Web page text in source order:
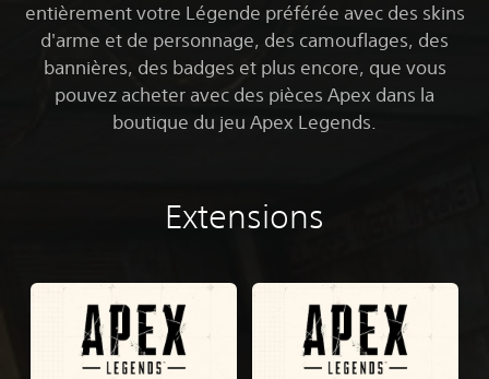
entièrement votre Légende préférée avec des skins
d'arme et de personnage, des camouflages, des
bannières, des badges et plus encore, que vous
pouvez acheter avec des pièces Apex dans la
boutique du jeu Apex Legends.
Extensions